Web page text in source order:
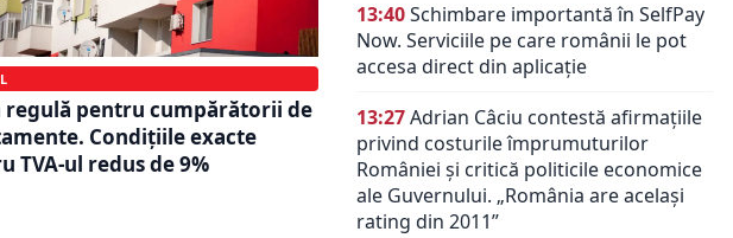
regulă pentru cumpărătorii de
Condițiile exacte
TVA-ul redus de 9%
13:40Schimbare importantă în SelfPay
Now. Serviciile pe care românii le pot
accesa direct din aplicație
13:27Adrian Câciu contestă afirmațiile
privind costurile împrumuturilor
României și critică politicile economice
ale Guvernului. „România are același
rating din 2011”